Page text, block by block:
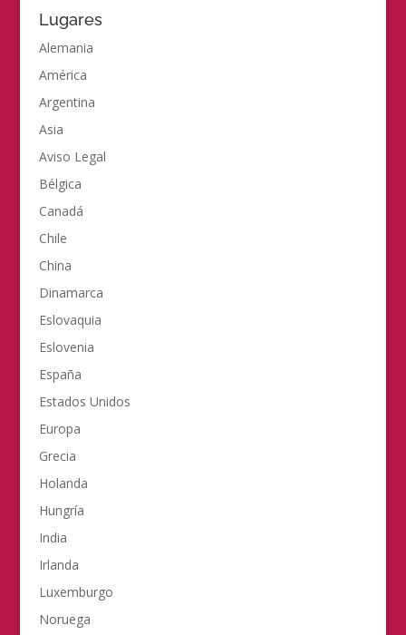
Lugares
Alemania
América
Argentina
Asia
Aviso Legal
Bélgica
Canadá
Chile
China
Dinamarca
Eslovaquia
Eslovenia
España
Estados Unidos
Europa
Grecia
Holanda
Hungría
India
Irlanda
Luxemburgo
Noruega